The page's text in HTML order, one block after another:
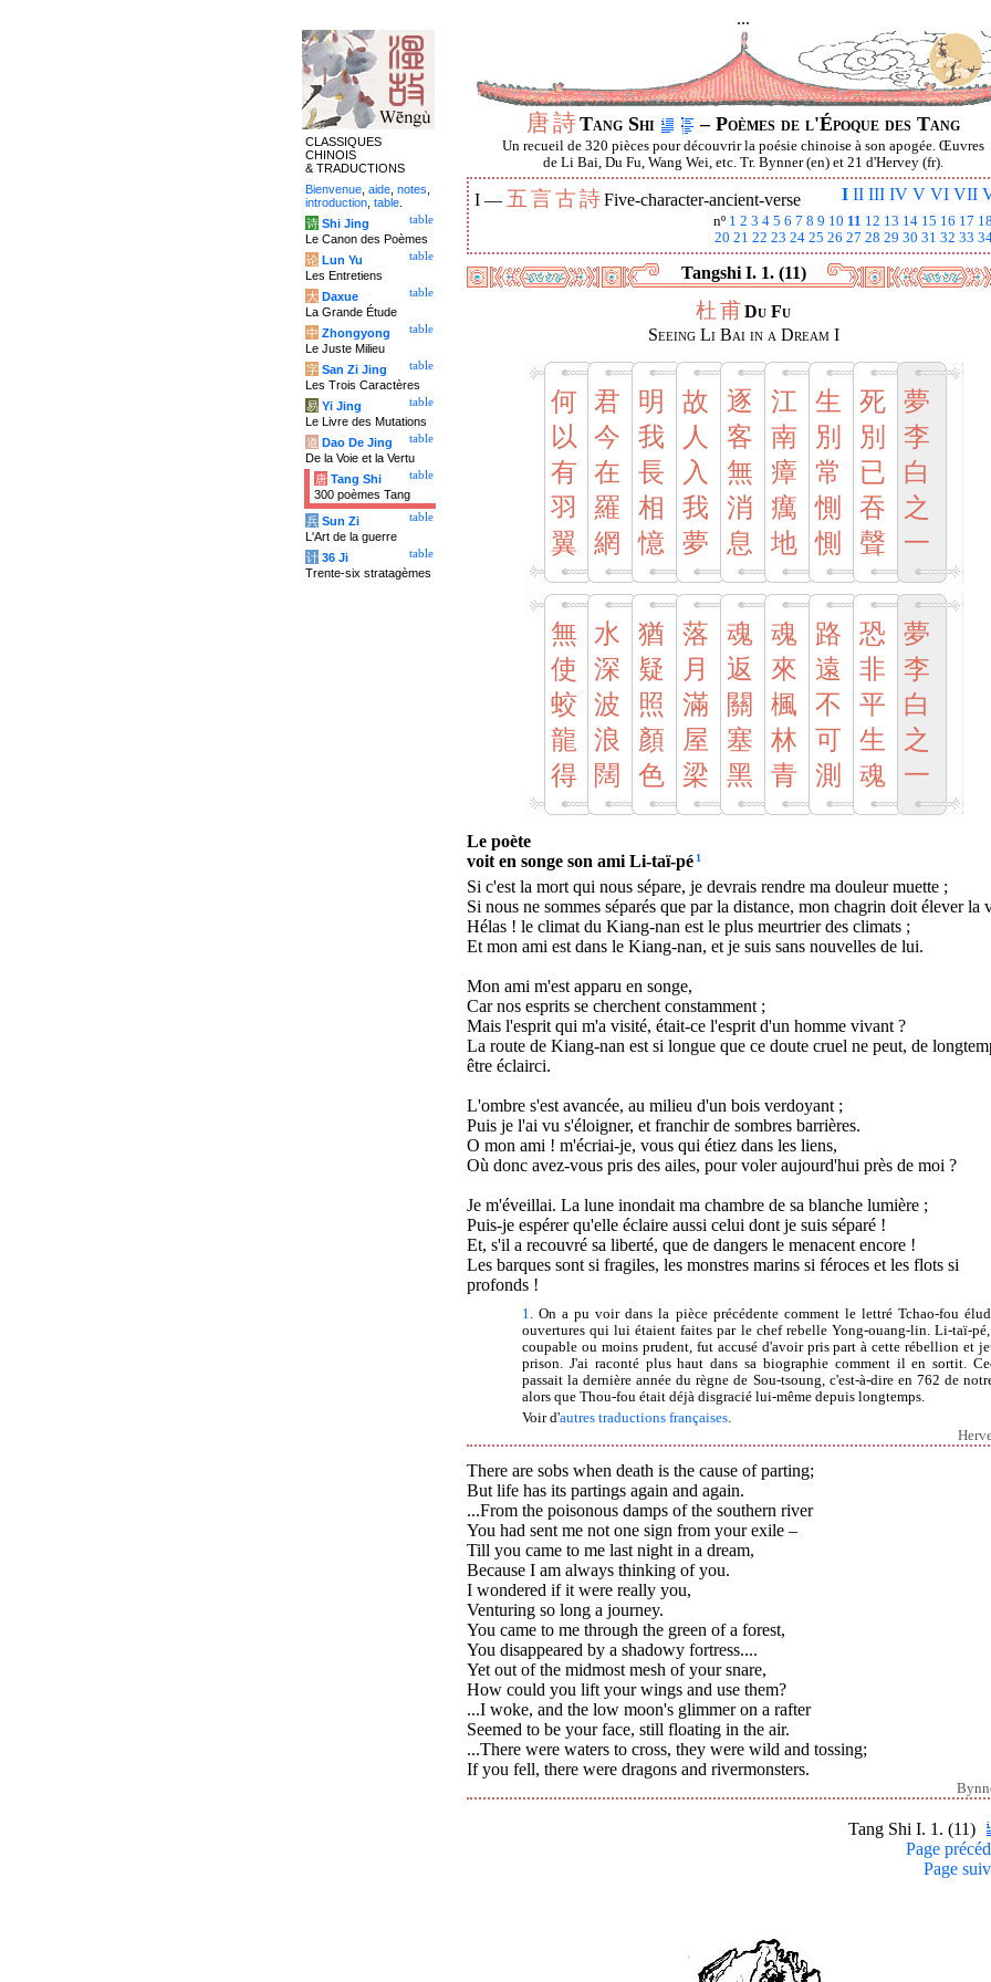
...
唐詩Tang Shi – Poèmes de l'Époque des Tang
Un recueil de 320 pièces pour découvrir la poésie chinoise à son apogée. Œuvres
de Li Bai, Du Fu, Wang Wei, etc. Tr. Bynner (en) et 21 d'Hervey (fr).
I II III IV V VI VII
I — 五言古詩Five-character-ancient-verse
nº 1 2 3 4 5 6 7 8 9 10 11 12 13 14 15 16 17 18
20 21 22 23 24 25 26 27 28 29 30 31 32 33
Tangshi I. 1. (11)
杜甫Du Fu
Seeing Li Bai in a Dream I
何
以
有
羽
翼
君
今
在
羅
網
明
我
長
相
憶
故
人
入
我
夢
逐
客
無
消
息
江
南
瘴
癘
地
生
別
常
惻
惻
死
別
已
吞
聲
夢
李
白
之
一
無
使
蛟
龍
得
水
深
波
浪
闊
猶
疑
照
顏
色
落
月
滿
屋
梁
魂
返
關
塞
黑
魂
來
楓
林
青
路
遠
不
可
測
恐
非
平
生
魂
夢
李
白
之
一
Le poète
voit en songe son ami Li-taï-pé 1
Si c'est la mort qui nous sépare, je devrais rendre ma douleur muette ;
Si nous ne sommes séparés que par la distance, mon chagrin doit élever la
Hélas ! le climat du Kiang-nan est le plus meurtrier des climats ;
Et mon ami est dans le Kiang-nan, et je suis sans nouvelles de lui.
Mon ami m'est apparu en songe,
Car nos esprits se cherchent constamment ;
Mais l'esprit qui m'a visité, était-ce l'esprit d'un homme vivant ?
La route de Kiang-nan est si longue que ce doute cruel ne peut, de
être éclairci.
L'ombre s'est avancée, au milieu d'un bois verdoyant ;
Puis je l'ai vu s'éloigner, et franchir de sombres barrières.
O mon ami ! m'écriai-je, vous qui étiez dans les liens,
Où donc avez-vous pris des ailes, pour voler aujourd'hui près de moi ?
Je m'éveillai. La lune inondait ma chambre de sa blanche lumière ;
Puis-je espérer qu'elle éclaire aussi celui dont je suis séparé !
Et, s'il a recouvré sa liberté, que de dangers le menacent encore !
Les barques sont si fragiles, les monstres marins si féroces et les flots si
profonds !
1. On a pu voir dans la pièce précédente comment le lettré Tchao-fou
ouvertures qui lui étaient faites par le chef rebelle Yong-ouang-lin. Li-taï-
coupable ou moins prudent, fut accusé d'avoir pris part à cette rébellion et
prison. J'ai raconté plus haut dans sa biographie comment il en sortit.
passait la dernière année du règne de Sou-tsoung, c'est-à-dire en 762 de
alors que Thou-fou était déjà disgracié lui-même depuis longtemps.
Voir d'autres traductions françaises.
There are sobs when death is the cause of parting;
But life has its partings again and again.
...From the poisonous damps of the southern river
You had sent me not one sign from your exile –
Till you came to me last night in a dream,
Because I am always thinking of you.
I wondered if it were really you,
Venturing so long a journey.
You came to me through the green of a forest,
You disappeared by a shadowy fortress....
Yet out of the midmost mesh of your snare,
How could you lift your wings and use them?
...I woke, and the low moon's glimmer on a rafter
Seemed to be your face, still floating in the air.
...There were waters to cross, they were wild and tossing;
If you fell, there were dragons and rivermonsters.
Tang Shi I. 1. (11)
Page
Page
CLASSIQUES
CHINOIS
& TRADUCTIONS
Bienvenue aide notes
introduction table
table
诗 Shi Jing
Le Canon des Poèmes
table
论 Lun Yu
Les Entretiens
table
大 Daxue
La Grande Étude
table
中 Zhongyong
Le Juste Milieu
table
字 San Zi Jing
Les Trois Caractères
table
易 Yi Jing
Le Livre des Mutations
table
道 Dao De Jing
De la Voie et la Vertu
table
唐 Tang Shi
300 poèmes Tang
table
兵 Sun Zi
L'Art de la guerre
table
计 36 Ji
Trente-six stratagèmes